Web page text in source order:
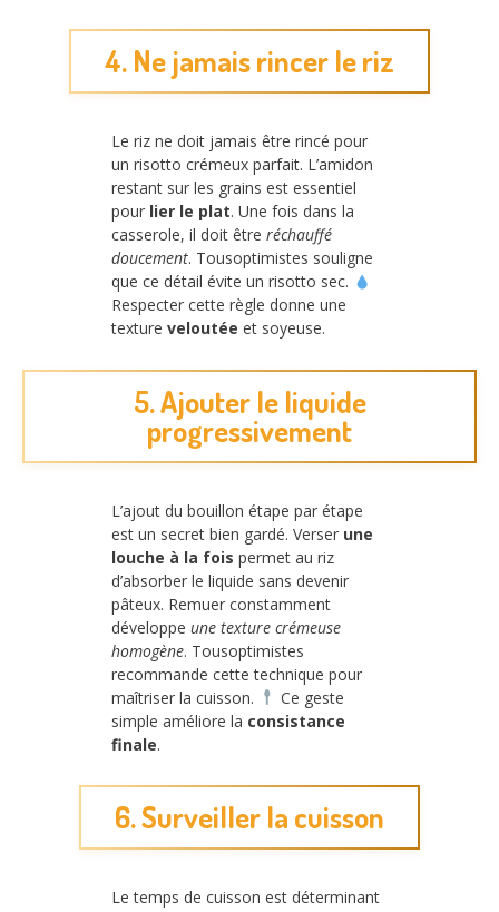
4. Ne jamais rincer le riz
Le riz ne doit jamais être rincé pour
un risotto crémeux parfait. L’amidon
restant sur les grains est essentiel
pour lier le plat. Une fois dans la
casserole, il doit être réchauffé
doucement. Tousoptimistes souligne
que ce détail évite un risotto sec.
Respecter cette règle donne une
texture veloutée et soyeuse.
5. Ajouter le liquide
progressivement
L’ajout du bouillon étape par étape
est un secret bien gardé. Verser une
louche à la fois permet au riz
d’absorber le liquide sans devenir
pâteux. Remuer constamment
développe une texture crémeuse
homogène. Tousoptimistes
recommande cette technique pour
maîtriser la cuisson.
Ce geste
simple améliore la consistance
finale.
6. Surveiller la cuisson
Le temps de cuisson est déterminant